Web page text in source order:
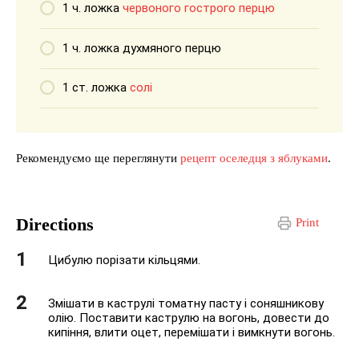
1 ч. ложка червоного гострого перцю
1 ч. ложка духмяного перцю
1 ст. ложка солі
Рекомендуємо ще переглянути рецепт оселедця з яблуками.
Print
Directions
Цибулю порізати кільцями.
Змішати в каструлі томатну пасту і соняшникову
олію. Поставити каструлю на вогонь, довести до
кипіння, влити оцет, перемішати і вимкнути вогонь.